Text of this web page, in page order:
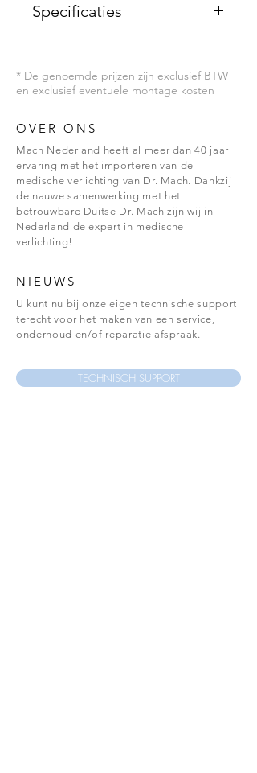
Specificaties
Kleurtemperatuur 4.500K
Met steriliseerbare handgreep
op flens
Aan / Uit schakelaar
Aantal LED's 26
Inclusief dimmer
Aantal Lux 110.000 Lux (in 1 mtr)
* De genoemde prijzen zijn exclusief BTW
en exclusief eventuele montage kosten
OVER ONS
Mach Nederland heeft al meer dan 40 jaar
ervaring met het importeren van de
medische verlichting van Dr. Mach. Dankzij
de nauwe samenwerking met het
betrouwbare Duitse Dr. Mach zijn wij in
Nederland de expert in medische
verlichting!
NIEUWS
U kunt nu bij onze eigen technische support
terecht voor het maken van een service,
onderhoud en/of reparatie afspraak.
TECHNISCH SUPPORT